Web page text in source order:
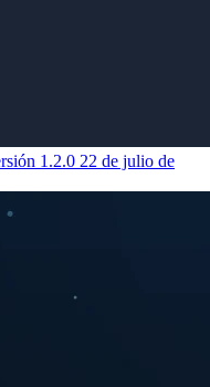
1.2.0 22 de julio de